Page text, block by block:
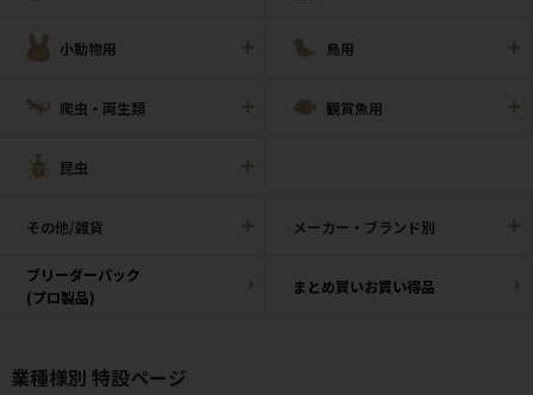
小動物用 鳥用
爬虫・両生類 観賞魚用
昆虫
その他/雑貨 メーカー・ブランド別
ブリーダーパック
(プロ製品)
まとめ買いお買い得品
業種様別 特設ページ